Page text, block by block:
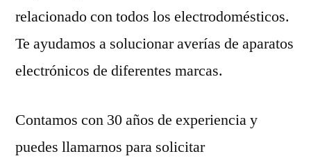
relacionado con todos los electrodomésticos.
Te ayudamos a solucionar averías de aparatos
electrónicos de diferentes marcas.
Contamos con 30 años de experiencia y
puedes llamarnos para solicitar